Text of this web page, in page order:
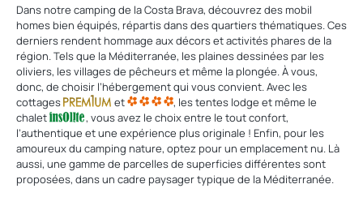
Dans notre camping de la Costa Brava, découvrez des mobil
homes bien équipés, répartis dans des quartiers thématiques. Ces
derniers rendent hommage aux décors et activités phares de la
région. Tels que la Méditerranée, les plaines dessinées par les
oliviers, les villages de pêcheurs et même la plongée. À vous,
donc, de choisir l’hébergement qui vous convient. Avec les
cottages
et
, les tentes lodge et même le
chalet
, vous avez le choix entre le tout confort,
l’authentique et une expérience plus originale ! Enfin, pour les
amoureux du camping nature, optez pour un emplacement nu. Là
aussi, une gamme de parcelles de superficies différentes sont
proposées, dans un cadre paysager typique de la Méditerranée.